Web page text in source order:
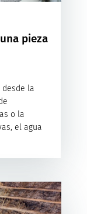
pieza
desde la
o la
el agua